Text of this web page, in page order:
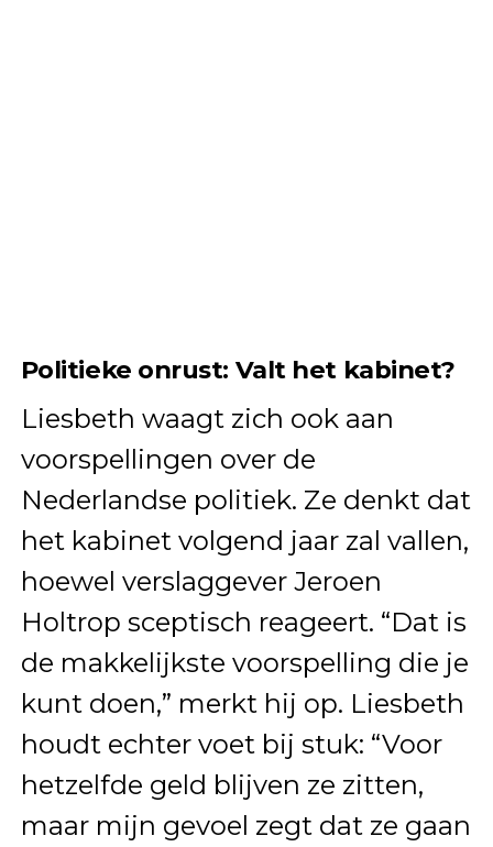
Politieke onrust: Valt het kabinet?
Liesbeth waagt zich ook aan
voorspellingen over de
Nederlandse politiek. Ze denkt dat
het kabinet volgend jaar zal vallen,
hoewel verslaggever Jeroen
Holtrop sceptisch reageert. “Dat is
de makkelijkste voorspelling die je
kunt doen,” merkt hij op. Liesbeth
houdt echter voet bij stuk: “Voor
hetzelfde geld blijven ze zitten,
maar mijn gevoel zegt dat ze gaan